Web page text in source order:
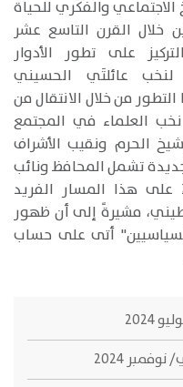
والفكري للحياة
خلال القرن التاسع عشر
على تطور الأدوار
لنخب عائلتَي الحسيني
من خلال الانتقال من
نخب العلماء في المجتمع
الحرم ونقيب الأشراف
تشمل المحافظ ونائب
على هذا المسار الفريد
مشيرةً إلى أن ظهور
أتى على حساب